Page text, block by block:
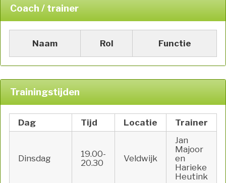
Coach / trainer
Naam Rol Functie
Trainingstijden
Dag Tijd Locatie Trainer
Dinsdag
19.00-
20.30
Veldwijk
Jan
Majoor
en
Harieke
Heutink